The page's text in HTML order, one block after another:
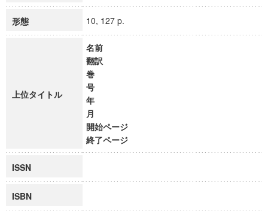
形態 10, 127 p.
上位タイトル
名前
翻訳
巻
号
年
月
開始ページ
終了ページ
ISSN
ISBN